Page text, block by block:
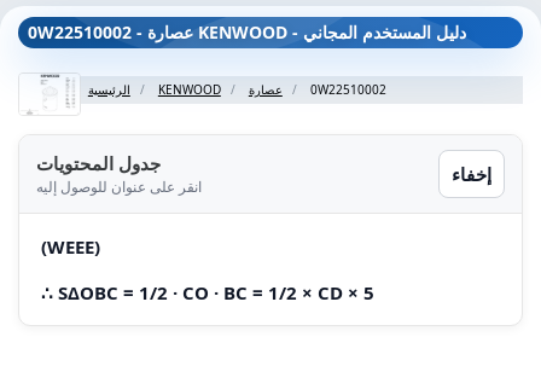
0W22510002 - عصارة KENWOOD - دليل المستخدم المجاني
الرئيسية KENWOOD عصارة 0W22510002
جدول المحتويات
انقر على عنوان للوصول إليه
إخفاء
(WEEE)
∴ SΔOBC = 1/2 · CO · BC = 1/2 × CD × 5